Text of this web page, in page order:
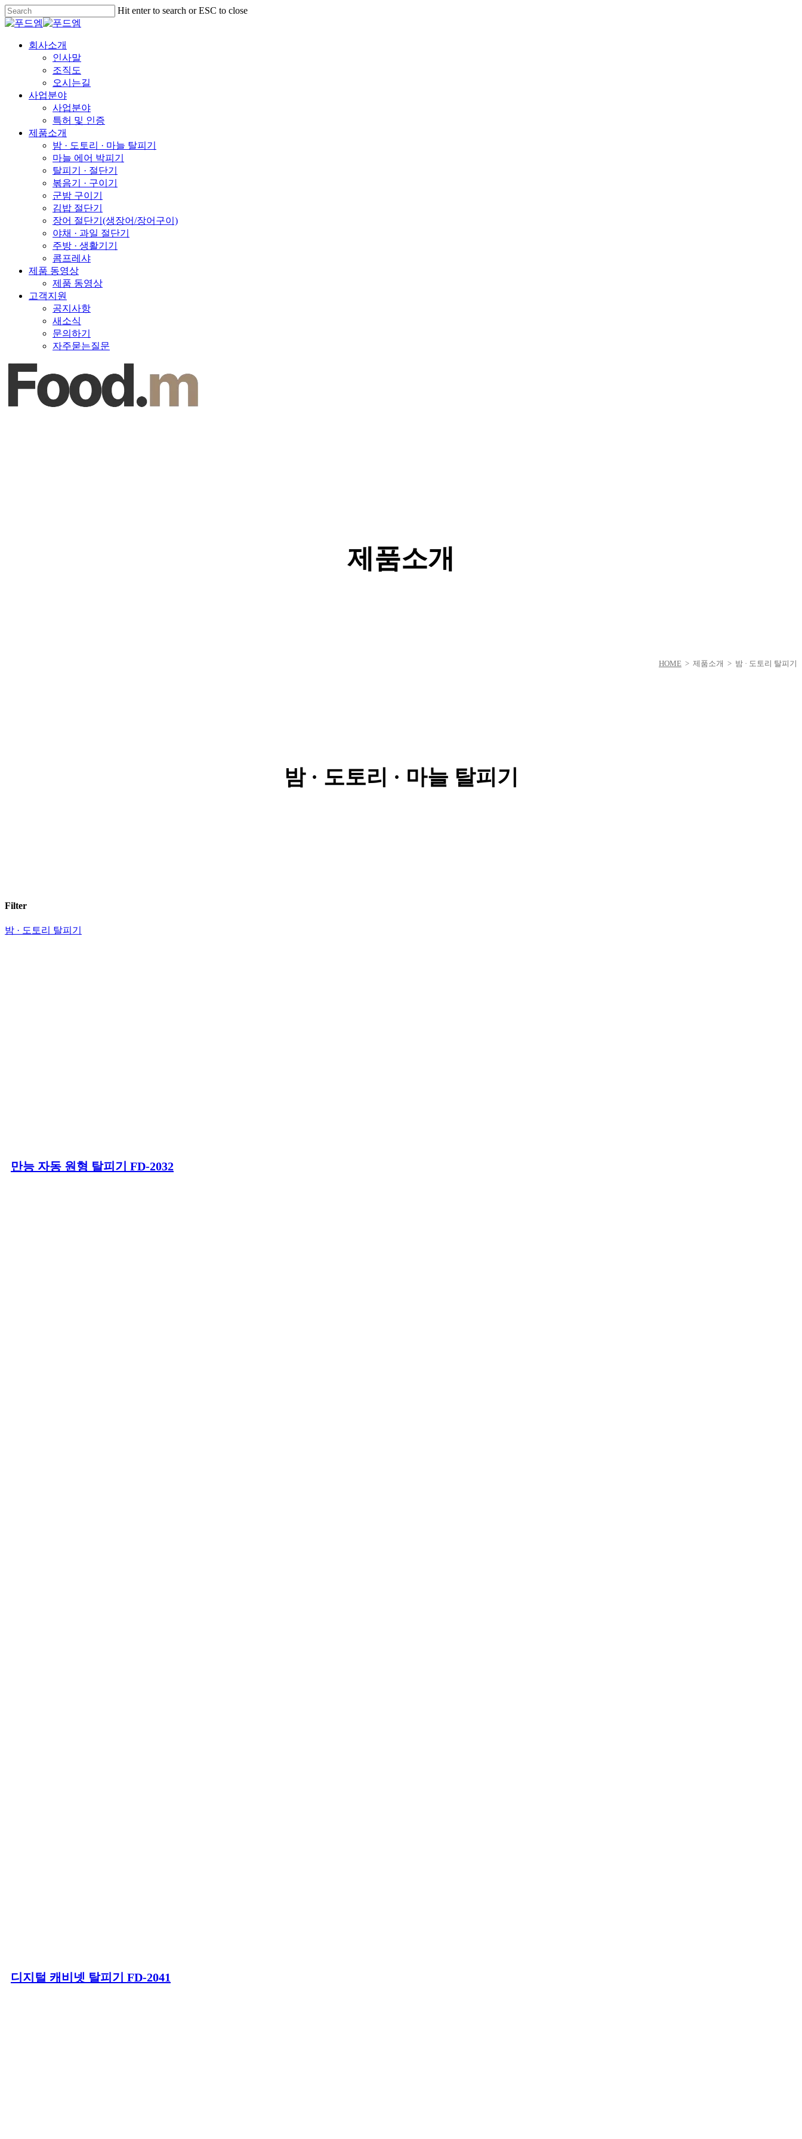
Skip
to
main
content
Hit enter to search or ESC to close
Close
Menu
회사소개
인사말
조직도
오시는길
사업분야
사업분야
특허 및 인증
제품소개
밤 · 도토리 · 마늘 탈피기
마늘 에어 박피기
탈피기 · 절단기
볶음기 · 구이기
군밤 구이기
김밥 절단기
장어 절단기(생장어/장어구이)
야채 · 과일 절단기
주방 · 생활기기
콤프레샤
제품 동영상
제품 동영상
고객지원
공지사항
새소식
문의하기
자주묻는질문
제품소개
HOME > 제품소개 > 밤 · 도토리 탈피기
밤 · 도토리 · 마늘 탈피기
Filter
밤 · 도토리 탈피기
만능 자동 원형 탈피기 FD-2032
디지털 캐비넷 탈피기 FD-2041